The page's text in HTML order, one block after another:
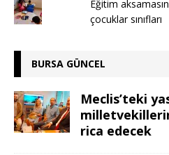
Eğitim
çocuklar sınıfları
BURSA GÜNCEL
Meclis’teki
rica edecek